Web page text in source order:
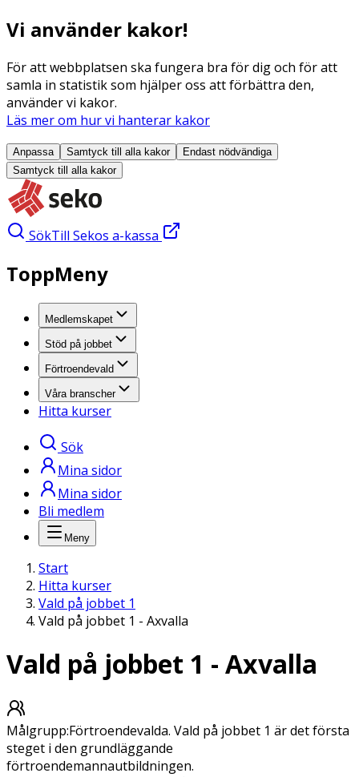
Vi använder kakor!
För att webbplatsen ska fungera bra för dig och för att
samla in statistik som hjälper oss att förbättra den,
använder vi kakor.
Läs mer om hur vi hanterar kakor
Anpassa Samtyck till alla kakor
Endast nödvändiga
Samtyck till alla kakor
SökTill Sekos a-kassa
ToppMeny
Medlemskapet
Stöd på jobbet
Förtroendevald
Våra branscher
Hitta kurser
Sök
Mina sidor
Mina sidor
Bli medlem
Meny
Start
Hitta kurser
Vald på jobbet 1
Vald på jobbet 1 - Axvalla
Vald på jobbet 1 - Axvalla
Målgrupp:Förtroendevalda. Vald på jobbet 1 är det första
steget i den grundläggande
förtroendemannautbildningen.